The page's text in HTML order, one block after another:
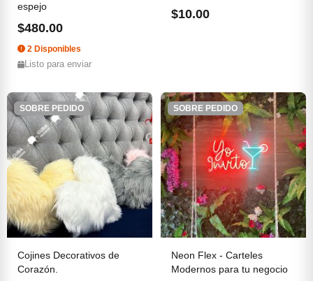
espejo
$480.00
2 Disponibles
Listo para enviar
$10.00
SOBRE PEDIDO
Cojines Decorativos de
Corazón.
SOBRE PEDIDO
Neon Flex - Carteles
Modernos para tu negocio